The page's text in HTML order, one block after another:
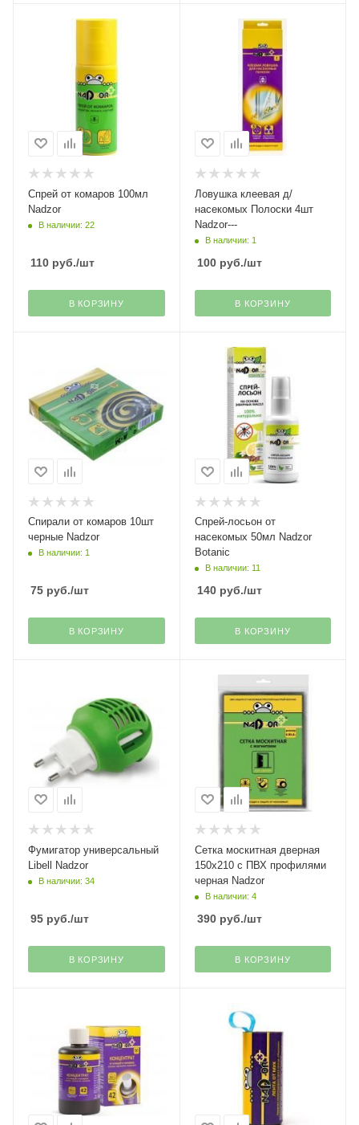
Спрей от комаров 100мл
Nadzor
В наличии: 22
110 руб./шт
В КОРЗИНУ
Ловушка клеевая д/
насекомых Полоски 4шт
Nadzor---
В наличии: 1
100руб./шт
В КОРЗИНУ
Спирали от комаров 10шт
черные Nadzor
В наличии: 1
75 руб./шт
В КОРЗИНУ
Спрей-лосьон от
насекомых 50мл Nadzor
Botanic
В наличии: 11
140руб./шт
В КОРЗИНУ
Фумигатор универсальный
Libell Nadzor
В наличии: 34
95 руб./шт
В КОРЗИНУ
Сетка москитная дверная
150х210 с ПВХ профилями
черная Nadzor
В наличии: 4
390руб./шт
В КОРЗИНУ